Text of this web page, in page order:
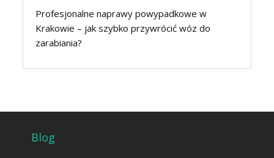
Profesjonalne naprawy powypadkowe w
Krakowie – jak szybko przywrócić wóz do
zarabiania?
Blog